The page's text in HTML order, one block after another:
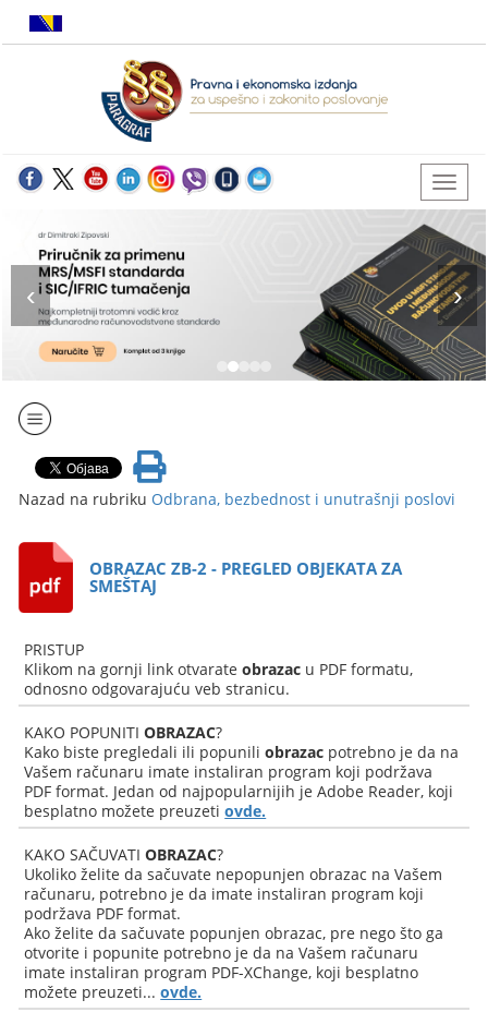
Nazad na rubriku Odbrana, bezbednost i unutrašnji poslovi
OBRAZAC ZB-2 - PREGLED OBJEKATA ZA
SMEŠTAJ
PRISTUP
Klikom na gornji link otvarateobrazac u PDF formatu,
odnosno odgovarajuću veb stranicu.
KAKO POPUNITIOBRAZAC?
Kako biste pregledali ili popuniliobrazac potrebno je da na
Vašem računaru imate instaliran program koji podržava
PDF format. Jedan od najpopularnijih je Adobe Reader, koji
besplatno možete preuzetiovde.
KAKO SAČUVATIOBRAZAC?
Ukoliko želite da sačuvate nepopunjen obrazac na Vašem
računaru, potrebno je da imate instaliran program koji
podržava PDF format.
Ako želite da sačuvate popunjen obrazac, pre nego što ga
otvorite i popunite potrebno je da na Vašem računaru
imate instaliran program PDF-XChange, koji besplatno
možete preuzeti...ovde.